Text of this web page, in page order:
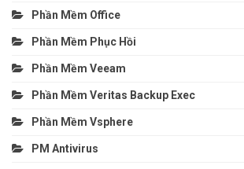
Phần Mềm Office
Phần Mềm Phục Hồi
Phần Mềm Veeam
Phần Mềm Veritas Backup Exec
Phần Mềm Vsphere
PM Antivirus